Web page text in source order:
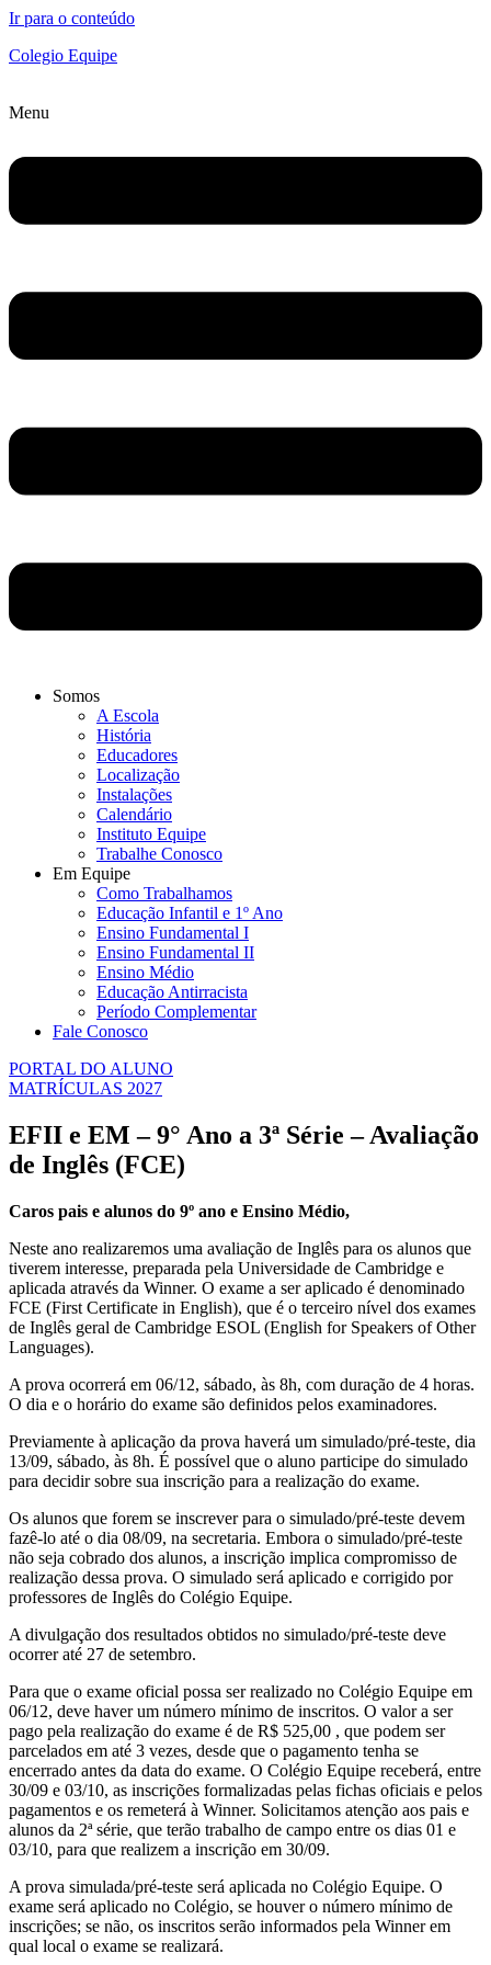
Ir para o conteúdo
Colegio Equipe
Menu
Somos
A Escola
História
Educadores
Localização
Instalações
Calendário
Instituto Equipe
Trabalhe Conosco
Em Equipe
Como Trabalhamos
Educação Infantil e 1º Ano
Ensino Fundamental I
Ensino Fundamental II
Ensino Médio
Educação Antirracista
Período Complementar
Fale Conosco
PORTAL DO ALUNO
MATRÍCULAS 2027
EFII e EM – 9° Ano a 3ª Série – Avaliação
de Inglês (FCE)
Caros pais e alunos do 9º ano e Ensino Médio,
Neste ano realizaremos uma avaliação de Inglês para os alunos que
tiverem interesse, preparada pela Universidade de Cambridge e
aplicada através da Winner. O exame a ser aplicado é denominado
FCE (First Certificate in English), que é o terceiro nível dos exames
de Inglês geral de Cambridge ESOL (English for Speakers of Other
Languages).
A prova ocorrerá em 06/12, sábado, às 8h, com duração de 4 horas.
O dia e o horário do exame são definidos pelos examinadores.
Previamente à aplicação da prova haverá um simulado/pré-teste, dia
13/09, sábado, às 8h. É possível que o aluno participe do simulado
para decidir sobre sua inscrição para a realização do exame.
Os alunos que forem se inscrever para o simulado/pré-teste devem
fazê-lo até o dia 08/09, na secretaria. Embora o simulado/pré-teste
não seja cobrado dos alunos, a inscrição implica compromisso de
realização dessa prova. O simulado será aplicado e corrigido por
professores de Inglês do Colégio Equipe.
A divulgação dos resultados obtidos no simulado/pré-teste deve
ocorrer até 27 de setembro.
Para que o exame oficial possa ser realizado no Colégio Equipe em
06/12, deve haver um número mínimo de inscritos. O valor a ser
pago pela realização do exame é de R$ 525,00 , que podem ser
parcelados em até 3 vezes, desde que o pagamento tenha se
encerrado antes da data do exame. O Colégio Equipe receberá, entre
30/09 e 03/10, as inscrições formalizadas pelas fichas oficiais e pelos
pagamentos e os remeterá à Winner. Solicitamos atenção aos pais e
alunos da 2ª série, que terão trabalho de campo entre os dias 01 e
03/10, para que realizem a inscrição em 30/09.
A prova simulada/pré-teste será aplicada no Colégio Equipe. O
exame será aplicado no Colégio, se houver o número mínimo de
inscrições; se não, os inscritos serão informados pela Winner em
qual local o exame se realizará.